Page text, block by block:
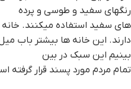
رنگهای سفید و طوسی و پرده
های سفید استفاده میکنند.
دارند. این خانه ها بیشتر باب
بینیم این سبک در بین
تمام مردم مورد پسند قرار گرفته